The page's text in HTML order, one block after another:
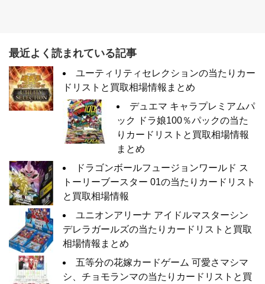
最近よく読まれている記事
ユーティリティセレクションの当たりカー
ドリストと買取相場情報まとめ
デュエマ キャラプレミアムパ
ック ドラ娘100％パックの当た
りカードリストと買取相場情報
まとめ
ドラゴンボールフュージョンワールド ス
トーリーブースター 01の当たりカードリスト
と買取相場情報
ユニオンアリーナ アイドルマスターシン
デレラガールズの当たりカードリストと買取
相場情報まとめ
五等分の花嫁カードゲーム 可愛さマシマ
シ、チョモランマの当たりカードリストと買